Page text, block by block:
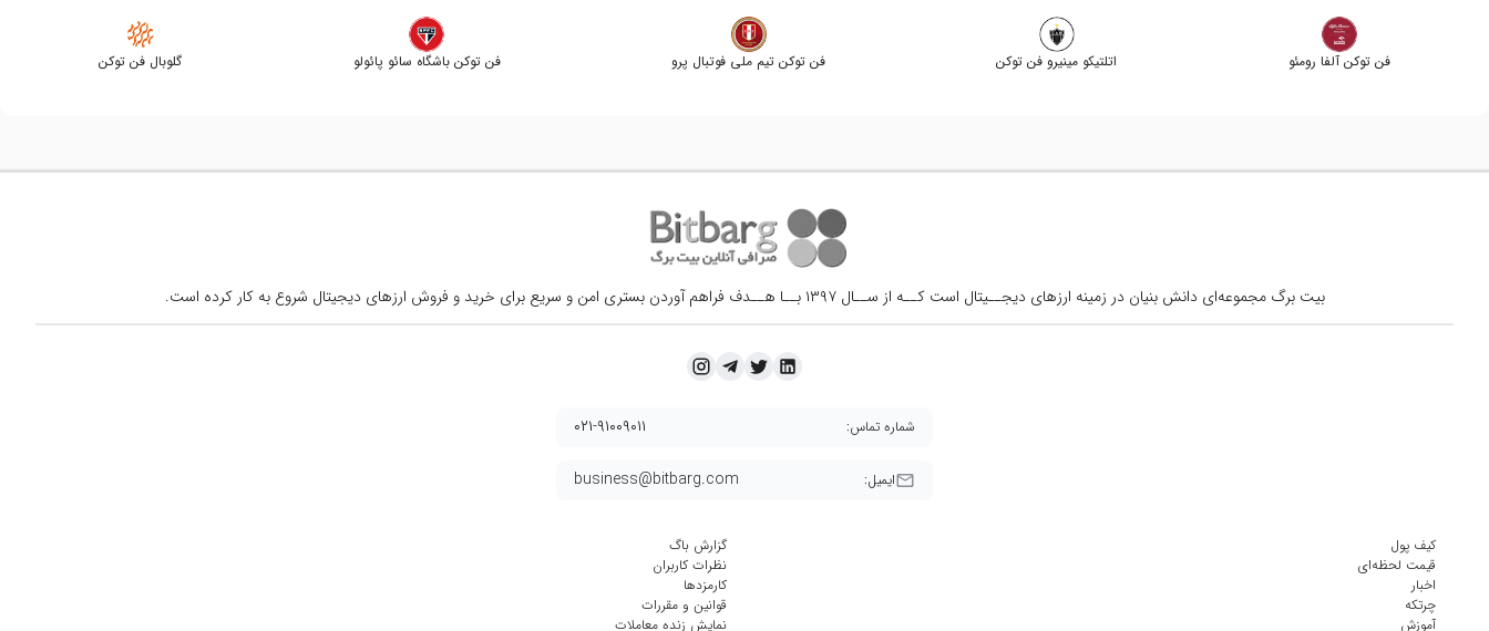
فن توکن آلفا رومئو اتلتیکو مینیرو فن توکن فن توکن تیم ملی فوتبال پرو فن توکن باشگاه سائو پائولو گلوبال فن توکن
بیت برگ مجموعه‌ای دانش بنیان در زمینه ارزهای دیجــیتال است کــه از ســال ۱۳۹۷ بــا هــدف فراهم آوردن بستری امن و سریع برای خرید و فروش ارزهای دیجیتال شروع به کار کرده است.
ایمیل: business@bitbarg.com
شماره تماس: ۰۲۱-۹۱۰۰۹۰۱۱
کیف پول
قیمت لحظه‌ای
اخبار
چرتکه
آموزش
گزارش باگ
نظرات کاربران
کارمزد‌ها
قوانین و مقررات
نمایش زنده معاملات